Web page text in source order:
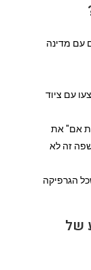
עם מדינה
עם ציוד
אם" את
זה לא
הגרפיקה
של